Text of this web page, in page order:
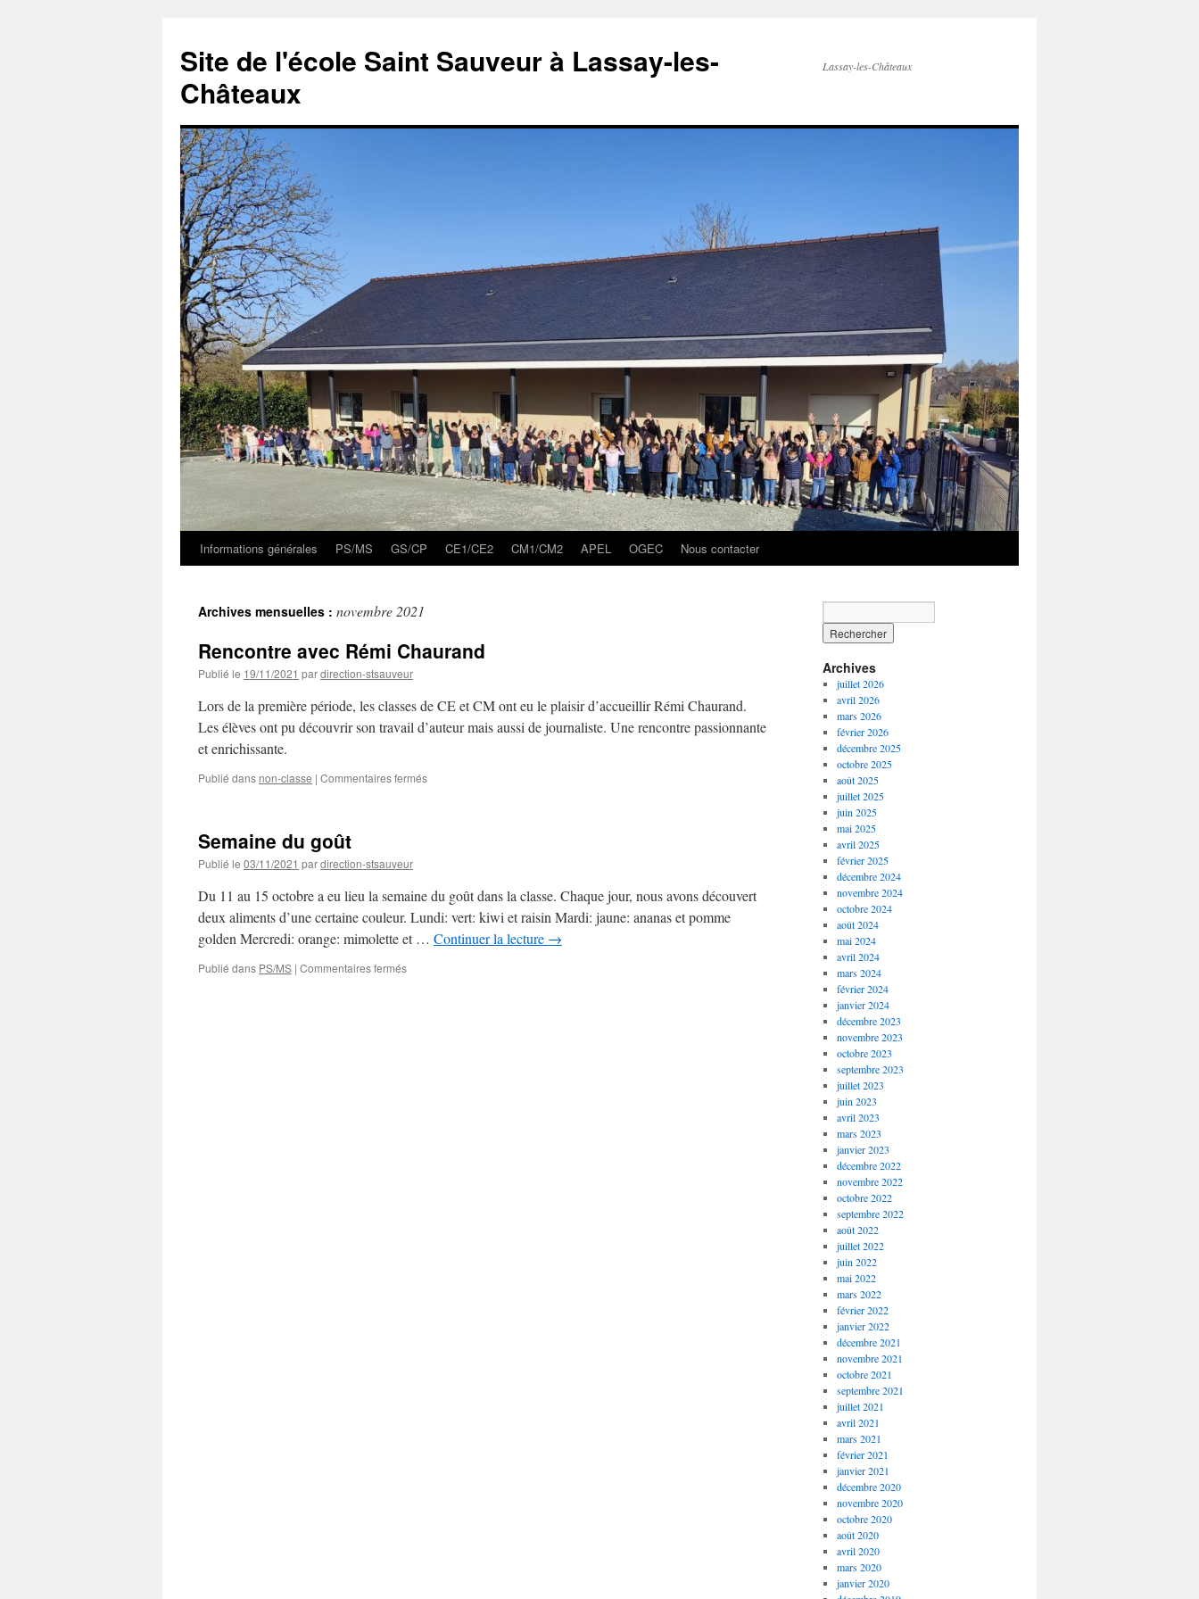
contenu
Site de l'école Saint Sauveur à Lassay-les-
Châteaux
Lassay-les-Châteaux
Informations générales PS/MS GS/CP CE1/CE2 CM1/CM2 APEL OGEC Nous contacter
Archives mensuelles : novembre 2021
Rencontre avec Rémi Chaurand
Publié le 19/11/2021 pardirection-stsauveur
Lors de la première période, les classes de CE et CM ont eu le plaisir d’accueillir Rémi Chaurand.
Les élèves ont pu découvrir son travail d’auteur mais aussi de journaliste. Une rencontre passionnante
et enrichissante.
Publié dans non-classe | Commentaires ferméssur
Semaine du goût
Publié le 03/11/2021 pardirection-stsauveur
Du 11 au 15 octobre a eu lieu la semaine du goût dans la classe. Chaque jour, nous avons découvert
deux aliments d’une certaine couleur. Lundi: vert: kiwi et raisin Mardi: jaune: ananas et pomme
golden Mercredi: orange: mimolette et … Continuer la lecture →
Publié dans PS/MS | Commentaires ferméssur
Archives
juillet 2026
avril 2026
mars 2026
février 2026
décembre 2025
octobre 2025
août 2025
juillet 2025
juin 2025
mai 2025
avril 2025
février 2025
décembre 2024
novembre 2024
octobre 2024
août 2024
mai 2024
avril 2024
mars 2024
février 2024
janvier 2024
décembre 2023
novembre 2023
octobre 2023
septembre 2023
juillet 2023
juin 2023
avril 2023
mars 2023
janvier 2023
décembre 2022
novembre 2022
octobre 2022
septembre 2022
août 2022
juillet 2022
juin 2022
mai 2022
mars 2022
février 2022
janvier 2022
décembre 2021
novembre 2021
octobre 2021
septembre 2021
juillet 2021
avril 2021
mars 2021
février 2021
janvier 2021
décembre 2020
novembre 2020
octobre 2020
août 2020
avril 2020
mars 2020
janvier 2020